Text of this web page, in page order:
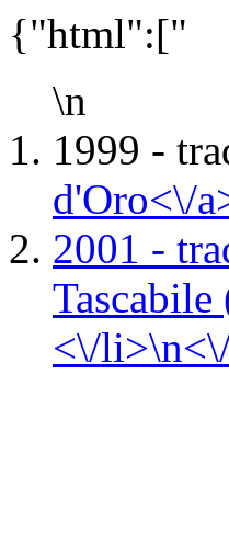
{"html":["
\n
1999 -
d'Oro<\/
2001 -
<\/